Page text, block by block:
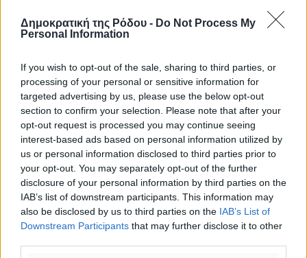
Δημοκρατική της Ρόδου - Do Not Process My
Personal Information
If you wish to opt-out of the sale, sharing to third parties, or
processing of your personal or sensitive information for
targeted advertising by us, please use the below opt-out
section to confirm your selection. Please note that after your
opt-out request is processed you may continue seeing
interest-based ads based on personal information utilized by
us or personal information disclosed to third parties prior to
your opt-out. You may separately opt-out of the further
disclosure of your personal information by third parties on the
IAB’s list of downstream participants. This information may
also be disclosed by us to third parties on the IAB’s List of
Downstream Participants that may further disclose it to other
Ροή ειδήσεων
Καιρός «hot – dry – windy» τις επόμενες 48 ώρες στη
χώρα